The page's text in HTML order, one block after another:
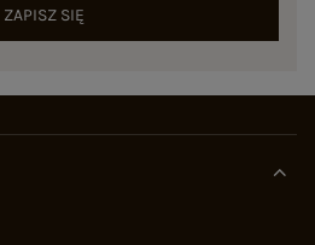
ZAPISZ SIĘ